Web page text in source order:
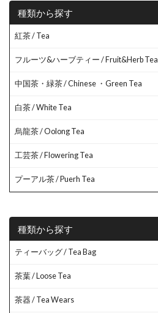
種類から探す
紅茶 / Tea
フルーツ&ハーブティー / Fruit&Herb Tea
中国茶・緑茶 / Chinese ・Green Tea
白茶 / White Tea
烏龍茶 / Oolong Tea
工芸茶 / Flowering Tea
プーアル茶 / Puerh Tea
種類から探す
ティーバッグ / Tea Bag
茶葉 / Loose Tea
茶器 / Tea Wears